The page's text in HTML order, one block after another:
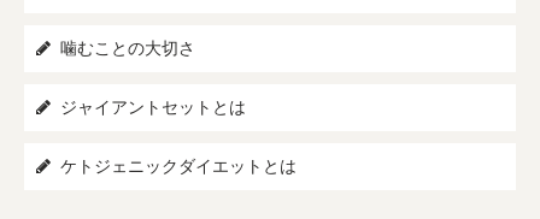
噛むことの大切さ
ジャイアントセットとは
ケトジェニックダイエットとは